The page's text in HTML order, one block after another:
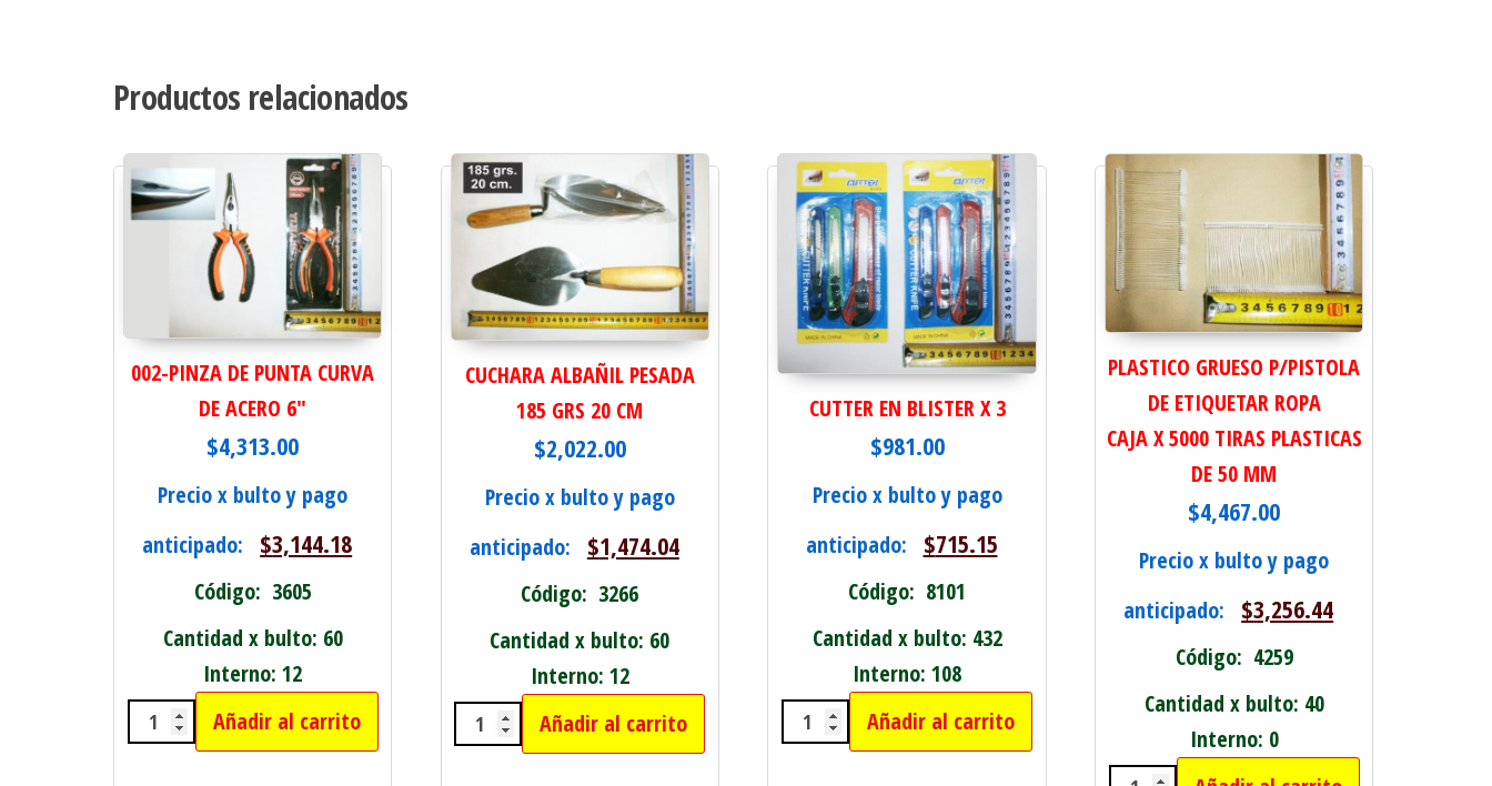
Productos relacionados
002-PINZA DE PUNTA CURVA
DE ACERO 6"
$4,313.00
Precio x bulto y pago
anticipado:
$3,144.18
Código: 3605
Cantidad x bulto: 60
Interno: 12
002-PINZA DE PUNTA CURVA DE ACERO 6" cantidad
Añadir al carrito
CUCHARA ALBAÑIL PESADA
185 GRS 20 CM
$2,022.00
Precio x bulto y pago
anticipado:
$1,474.04
Código: 3266
Cantidad x bulto: 60
Interno: 12
CUCHARA ALBAÑIL PESADA 185 GRS 20 CM cantidad
Añadir al carrito
CUTTER EN BLISTER X 3
$981.00
Precio x bulto y pago
anticipado:
$715.15
Código: 8101
Cantidad x bulto: 432
Interno: 108
CUTTER EN BLISTER X 3 cantidad
Añadir al carrito
PLASTICO GRUESO P/PISTOLA
DE ETIQUETAR ROPA
CAJA X 5000 TIRAS PLASTICAS
DE 50 MM
$4,467.00
Precio x bulto y pago
anticipado:
$3,256.44
Código: 4259
Cantidad x bulto: 40
Interno: 0